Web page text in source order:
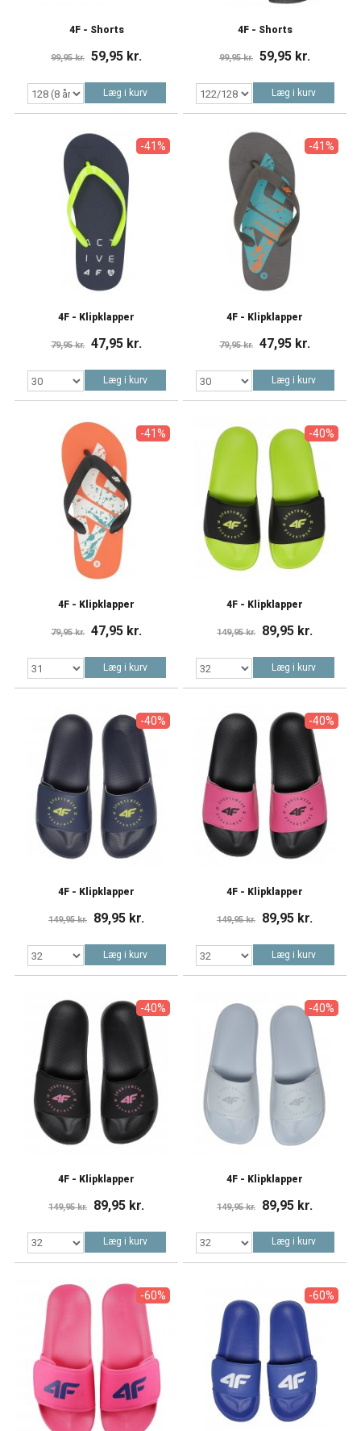
4F - Shorts
99,95 kr. 59,95 kr.
Læg i kurv
4F - Shorts
99,95 kr. 59,95 kr.
Læg i kurv
-41%
4F - Klipklapper
79,95 kr. 47,95 kr.
Læg i kurv
-41%
4F - Klipklapper
79,95 kr. 47,95 kr.
Læg i kurv
-41%
4F - Klipklapper
79,95 kr. 47,95 kr.
Læg i kurv
-40%
4F - Klipklapper
149,95 kr. 89,95 kr.
Læg i kurv
-40%
4F - Klipklapper
149,95 kr. 89,95 kr.
Læg i kurv
-40%
4F - Klipklapper
149,95 kr. 89,95 kr.
Læg i kurv
-40%
4F - Klipklapper
149,95 kr. 89,95 kr.
Læg i kurv
-40%
4F - Klipklapper
149,95 kr. 89,95 kr.
Læg i kurv
-60% -60%